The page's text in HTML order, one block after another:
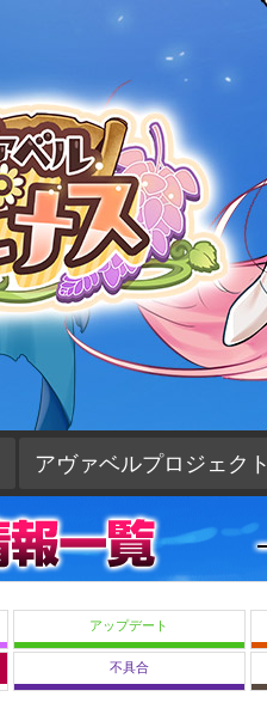
アヴァベルプロジェクト
アップデート
不具合